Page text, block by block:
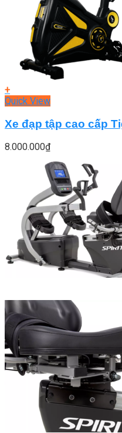
+
Quick View
Xe đạp tập cao cấp
8.000.000₫